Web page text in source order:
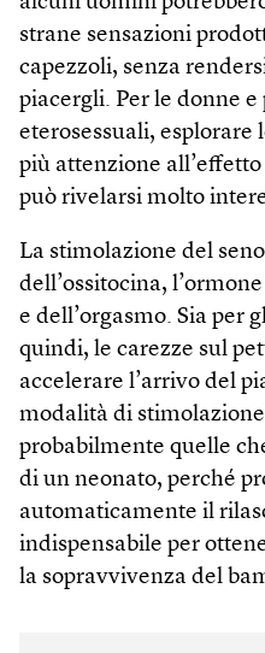
strane sensazioni
capezzoli, senza
piacergli. Per le donne
eterosessuali, esplorare
più attenzione
può rivelarsi molto
La stimolazione del
dell’ossitocina,
e dell’orgasmo. Sia per
quindi, le carezze sul
accelerare l’arrivo del
modalità di
probabilmente quelle
di un neonato, perché
automaticamente il
indispensabile per
la sopravvivenza del